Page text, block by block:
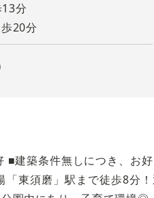
分
20分
■建築条件無しにつき、お
東須磨」駅まで徒歩8分